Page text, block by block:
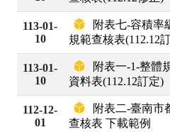
113-01-
10
附表七-容積率
規範查核表(112.12
113-01-
10
附表一-1-整體
資料表(112.12訂定)
112-12-
01
附表二-臺南市
查核表 下載範例